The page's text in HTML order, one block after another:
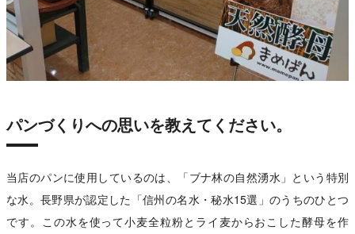
パンづくりへの思いを教えてください。
当店のパンに使用しているのは、「ブナ林の自然湧水」という特別
な水。長野県が認定した「信州の名水・秘水15選」のうちのひとつ
です。この水を使って小麦全粒粉とライ麦からおこした酵母を作